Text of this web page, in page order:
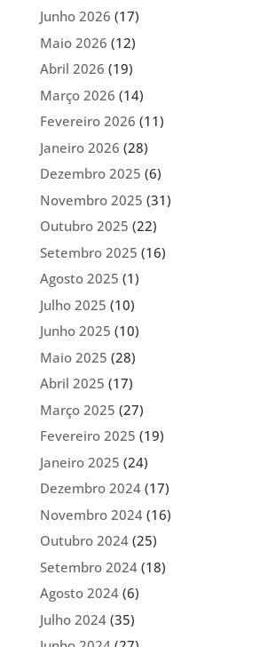
Junho 2026 (17)
Maio 2026 (12)
Abril 2026 (19)
Março 2026 (14)
Fevereiro 2026 (11)
Janeiro 2026 (28)
Dezembro 2025 (6)
Novembro 2025 (31)
Outubro 2025 (22)
Setembro 2025 (16)
Agosto 2025 (1)
Julho 2025 (10)
Junho 2025 (10)
Maio 2025 (28)
Abril 2025 (17)
Março 2025 (27)
Fevereiro 2025 (19)
Janeiro 2025 (24)
Dezembro 2024(17)
Novembro 2024(16)
Outubro 2024(25)
Setembro 2024(18)
Agosto 2024(6)
Julho 2024(35)